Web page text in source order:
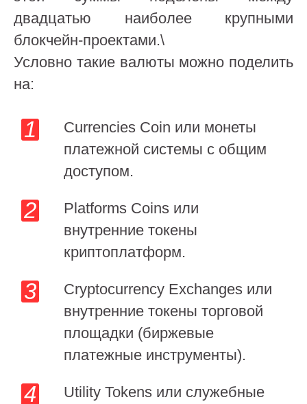
двадцатью наиболее крупными
блокчейн-проектами.\
Условно такие валюты можно поделить
на:
Currencies Coin или монеты
платежной системы с общим
доступом.
Platforms Coins или
внутренние токены
криптоплатформ.
Cryptocurrency Exchanges или
внутренние токены торговой
площадки (биржевые
платежные инструменты).
Utility Tokens или служебные